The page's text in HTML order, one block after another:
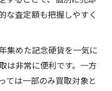
な査定額も把握しやすく
集めた記念硬貨を一気に
は非常に便利です。一方
ては一部のみ買取対象と